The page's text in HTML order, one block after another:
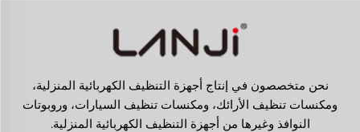
نحن متخصصون في إنتاج أجهزة التنظيف الكهربائية المنزلية،
ومكنسات تنظيف الأرائك، ومكنسات تنظيف السيارات، وروبوتات
النوافذ وغيرها من أجهزة التنظيف الكهربائية المنزلية.